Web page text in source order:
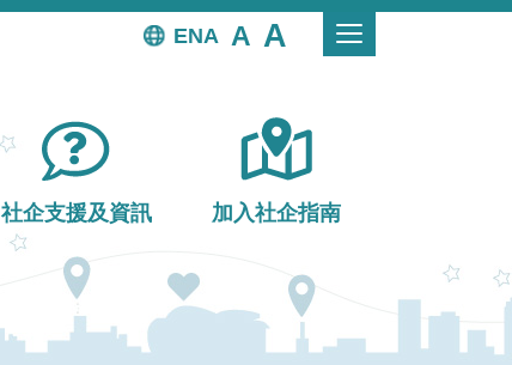
EN
社企支援及資訊 加入社企指南